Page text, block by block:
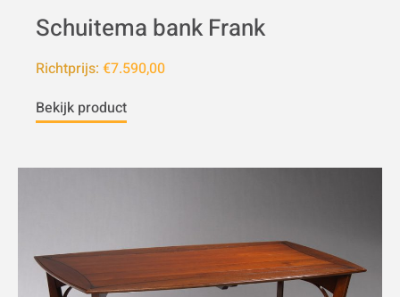
Schuitema bank Frank
Richtprijs: €7.590,00
Bekijk product